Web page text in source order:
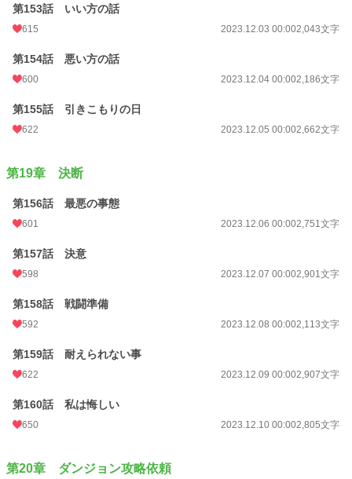
第153話 いい方の話
615 2023.12.03 00:002,043文字
第154話 悪い方の話
600 2023.12.04 00:002,186文字
第155話 引きこもりの日
622 2023.12.05 00:002,662文字
第19章 決断
第156話 最悪の事態
601 2023.12.06 00:002,751文字
第157話 決意
598 2023.12.07 00:002,901文字
第158話 戦闘準備
592 2023.12.08 00:002,113文字
第159話 耐えられない事
622 2023.12.09 00:002,907文字
第160話 私は悔しい
650 2023.12.10 00:002,805文字
第20章 ダンジョン攻略依頼